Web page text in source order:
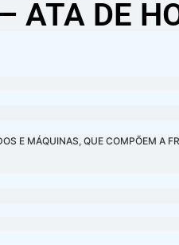
ATA DE
E MÁQUINAS, QUE COMPÕEM A